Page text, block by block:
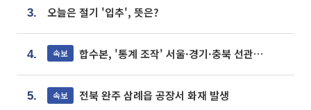
3. 오늘은 절기 '입추', 뜻은?
4. 속보 합수본, '통계 조작' 서울·경기·충북 선관위 등 추가 압수수색
5. 속보 전북 완주 삼례읍 공장서 화재 발생